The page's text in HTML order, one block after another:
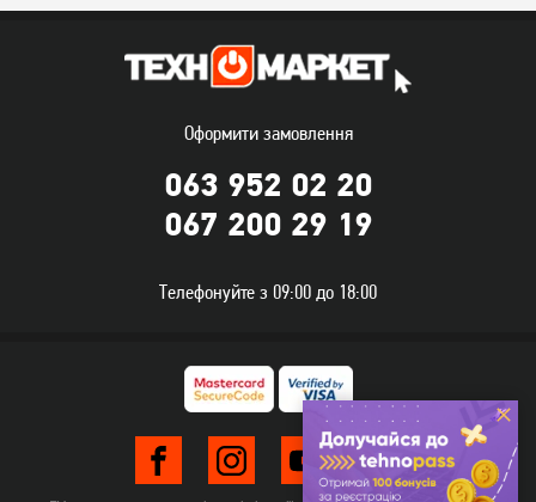
Миша ігрова A4Tech Bloody
Миша ігрова A4Tech Bloody
W70 Max USB Stone Black
Миша A4Tech X89 USB
Миша ігрова A4Tech Bloody
R80 Plus Skull
Оформити замовлення
063 952 02 20
067 200 29 19
Телефонуйте з 09:00 до 18:00